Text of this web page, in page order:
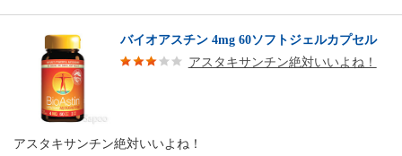
バイオアスチン 4mg 60ソフトジェルカプセル
アスタキサンチン絶対いいよね！
アスタキサンチン絶対いいよね！